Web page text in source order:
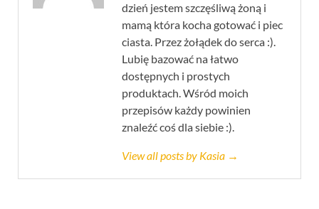
dzień jestem szczęśliwą żoną i
mamą która kocha gotować i piec
ciasta. Przez żołądek do serca :).
Lubię bazować na łatwo
dostępnych i prostych
produktach. Wśród moich
przepisów każdy powinien
znaleźć coś dla siebie :).
View all posts by Kasia →